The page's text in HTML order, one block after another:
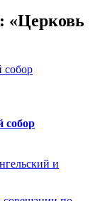
«Церковь
собор
и